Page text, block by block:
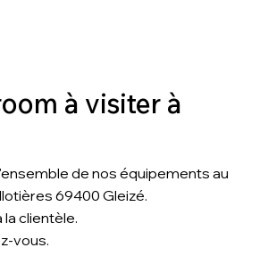
à visiter à
de nos équipements au
69400 Gleizé.
clientèle.
vous.